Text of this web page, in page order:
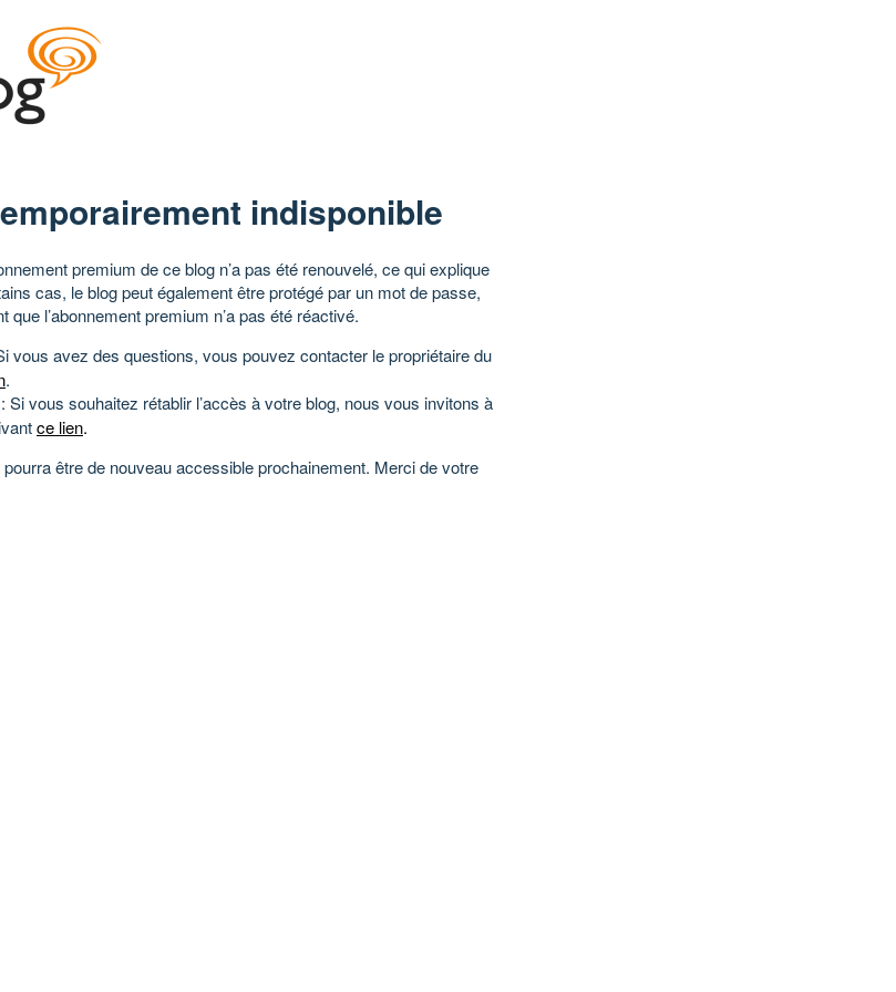
indisponible
premium de ce blog n’a pas été renouvelé, ce qui explique
cas, le blog peut également être protégé par un mot de passe,
que l’abonnement premium n’a pas été réactivé.
vous avez des questions, vous pouvez contacter le propriétaire du
.
: Si vous souhaitez rétablir l’accès à votre blog, nous vous invitons à
ce lien.
être de nouveau accessible prochainement. Merci de votre